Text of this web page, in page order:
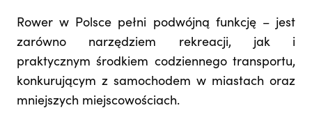
Rower w Polsce pełni podwójną funkcję – jest
zarówno narzędziem rekreacji, jak i
praktycznym środkiem codziennego transportu,
konkurującym z samochodem w miastach oraz
mniejszych miejscowościach.